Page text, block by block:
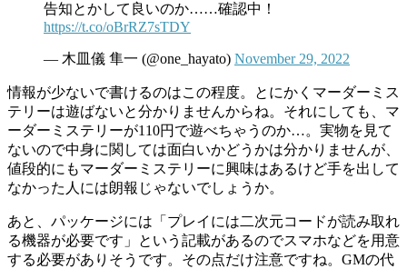
告知とかして良いのか……確認中！
https://t.co/oBrRZ7sTDY
— 木皿儀 隼一 (@one_hayato) November 29, 2022
情報が少ないで書けるのはこの程度。とにかくマーダーミス
テリーは遊ばないと分かりませんからね。それにしても、マ
ーダーミステリーが110円で遊べちゃうのか…。実物を見て
ないので中身に関しては面白いかどうかは分かりませんが、
値段的にもマーダーミステリーに興味はあるけど手を出して
なかった人には朗報じゃないでしょうか。
あと、パッケージには「プレイには二次元コードが読み取れ
る機器が必要です」という記載があるのでスマホなどを用意
する必要がありそうです。その点だけ注意ですね。GMの代